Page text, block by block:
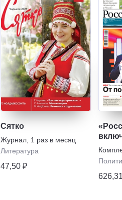
Сятко
Журнал 1 раз в месяц
Литература
47,50 ₽